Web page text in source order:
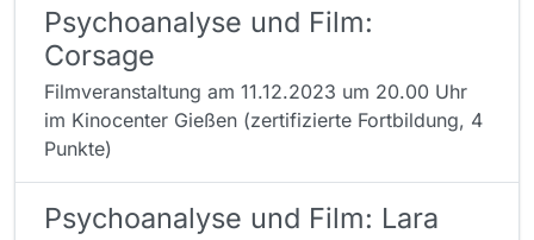
Psychoanalyse und Film:
Corsage
Filmveranstaltung am 11.12.2023 um 20.00 Uhr
im Kinocenter Gießen (zertifizierte Fortbildung, 4
Punkte)
Psychoanalyse und Film: Lara